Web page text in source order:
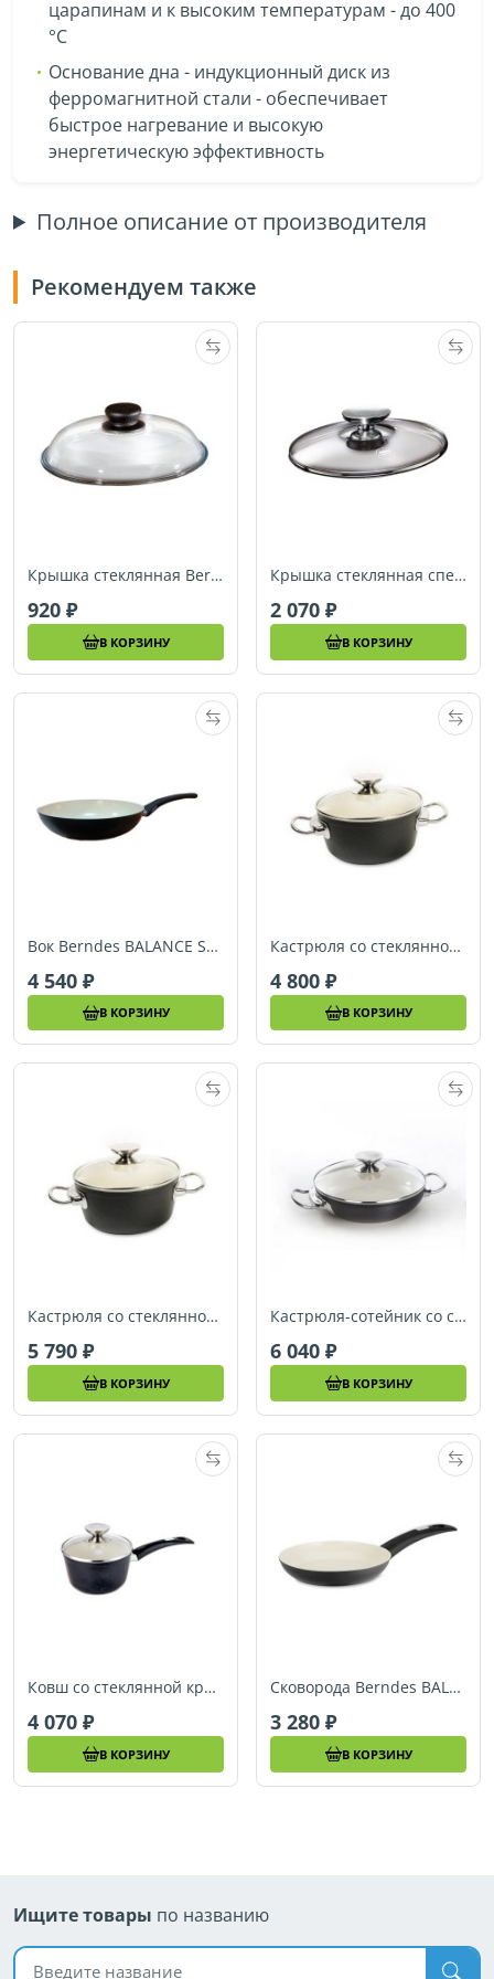
царапинам и к высоким температурам - до 400
°C
Основание дна - индукционный диск из
ферромагнитной стали - обеспечивает
быстрое нагревание и высокую
энергетическую эффективность
Полное описание от производителя
Рекомендуем также
Крышка стеклянная Berndes (Ø 24 см) (004424)
920
В КОРЗИНУ
Крышка стеклянная специальная Berndes (Ø 24 см) (007024)
2 070
В КОРЗИНУ
Вок Berndes BALANCE SMART INDUCTION (Ø 28 см) (078968)
4 540
В КОРЗИНУ
Кастрюля со стеклянной крышкой Berndes BALANCE SMART INDUCTION (Ø 20 см) (078950)
4 800
В КОРЗИНУ
Кастрюля со стеклянной крышкой Berndes BALANCE SMART INDUCTION (Ø 24 см) (078954)
5 790
В КОРЗИНУ
Кастрюля-сотейник со стеклянной крышкой (Ø 28 см) Berndes BALANCE SMART INDUCTION (078918)
6 040
В КОРЗИНУ
Ковш со стеклянной крышкой Berndes BALANCE SMART INDUCTION (Ø 16 см) (078976)
4 070
В КОРЗИНУ
Сковорода Berndes BALANCE SMART INDUCTION (Ø 20 см) (078920)
3 280
В КОРЗИНУ
Ищите товары по названию
Поиск по названию